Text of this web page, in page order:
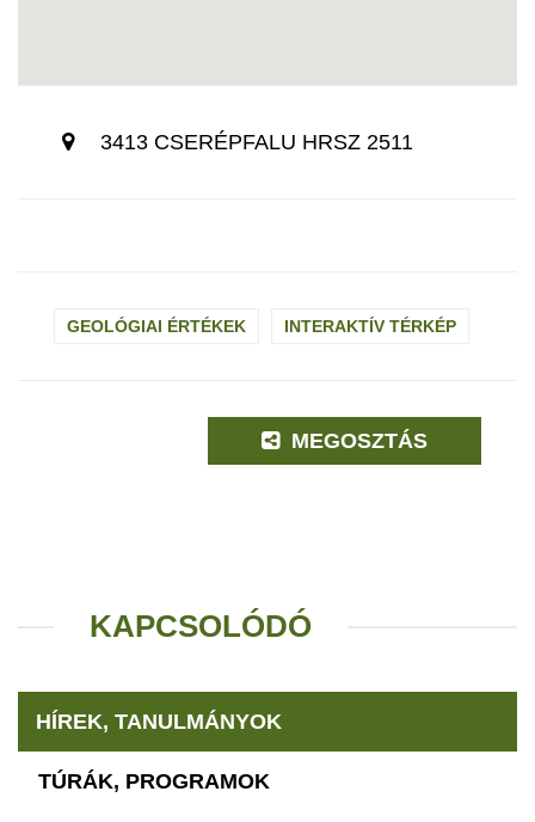
3413 CSERÉPFALU HRSZ 2511
GEOLÓGIAI ÉRTÉKEK INTERAKTÍV TÉRKÉP
MEGOSZTÁS
KAPCSOLÓDÓ
HÍREK, TANULMÁNYOK
TÚRÁK, PROGRAMOK